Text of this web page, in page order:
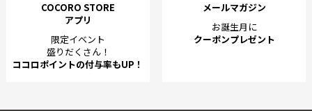
COCORO STORE
アプリ
限定イベント
盛りだくさん！
ココロポイントの付与率もUP！
メールマガジン
お誕生月に
クーポンプレゼント